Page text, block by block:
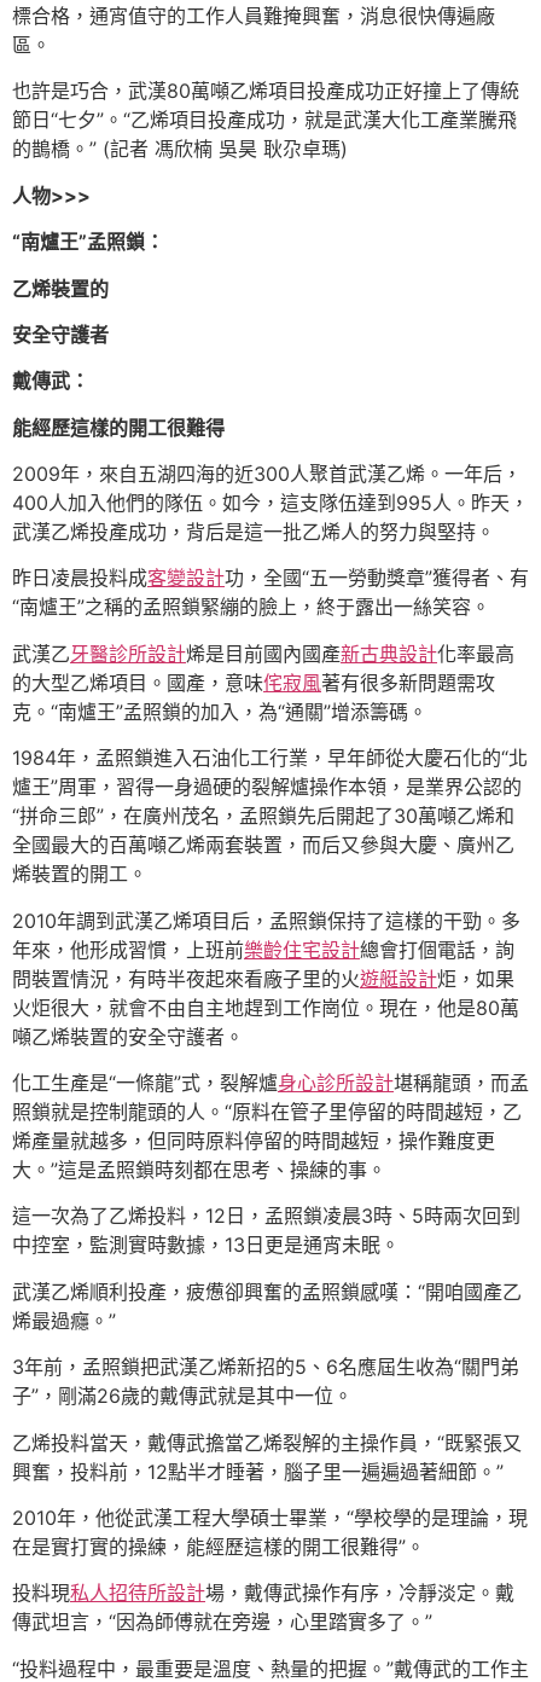
標合格，通宵值守的工作人員難掩興奮，消息很快傳遍廠
區。
也許是巧合，武漢80萬噸乙烯項目投產成功正好撞上了傳統
節日“七夕”。“乙烯項目投產成功，就是武漢大化工產業騰飛
的鵲橋。” (記者 馮欣楠 吳昊 耿尕卓瑪)
人物>>>
“南爐王”孟照鎖：
乙烯裝置的
安全守護者
戴傳武：
能經歷這樣的開工很難得
2009年，來自五湖四海的近300人聚首武漢乙烯。一年后，
400人加入他們的隊伍。如今，這支隊伍達到995人。昨天，
武漢乙烯投產成功，背后是這一批乙烯人的努力與堅持。
昨日凌晨投料成客變設計功，全國“五一勞動獎章”獲得者、有
“南爐王”之稱的孟照鎖緊繃的臉上，終于露出一絲笑容。
武漢乙牙醫診所設計烯是目前國內國產新古典設計化率最高
的大型乙烯項目。國產，意味侘寂風著有很多新問題需攻
克。“南爐王”孟照鎖的加入，為“通關”增添籌碼。
1984年，孟照鎖進入石油化工行業，早年師從大慶石化的“北
爐王”周軍，習得一身過硬的裂解爐操作本領，是業界公認的
“拼命三郎”，在廣州茂名，孟照鎖先后開起了30萬噸乙烯和
全國最大的百萬噸乙烯兩套裝置，而后又參與大慶、廣州乙
烯裝置的開工。
2010年調到武漢乙烯項目后，孟照鎖保持了這樣的干勁。多
年來，他形成習慣，上班前樂齡住宅設計總會打個電話，詢
問裝置情況，有時半夜起來看廠子里的火遊艇設計炬，如果
火炬很大，就會不由自主地趕到工作崗位。現在，他是80萬
噸乙烯裝置的安全守護者。
化工生產是“一條龍”式，裂解爐身心診所設計堪稱龍頭，而孟
照鎖就是控制龍頭的人。“原料在管子里停留的時間越短，乙
烯產量就越多，但同時原料停留的時間越短，操作難度更
大。”這是孟照鎖時刻都在思考、操練的事。
這一次為了乙烯投料，12日，孟照鎖凌晨3時、5時兩次回到
中控室，監測實時數據，13日更是通宵未眠。
武漢乙烯順利投產，疲憊卻興奮的孟照鎖感嘆：“開咱國產乙
烯最過癮。”
3年前，孟照鎖把武漢乙烯新招的5、6名應屆生收為“關門弟
子”，剛滿26歲的戴傳武就是其中一位。
乙烯投料當天，戴傳武擔當乙烯裂解的主操作員，“既緊張又
興奮，投料前，12點半才睡著，腦子里一遍遍過著細節。”
2010年，他從武漢工程大學碩士畢業，“學校學的是理論，現
在是實打實的操練，能經歷這樣的開工很難得”。
投料現私人招待所設計場，戴傳武操作有序，冷靜淡定。戴
傳武坦言，“因為師傅就在旁邊，心里踏實多了。”
“投料過程中，最重要是溫度、熱量的把握。”戴傳武的工作主